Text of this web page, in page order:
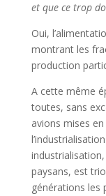
et que ce trop
Oui,
montrant les
production
A cette même
toutes, sans
avions mises
paysans, est
générations les